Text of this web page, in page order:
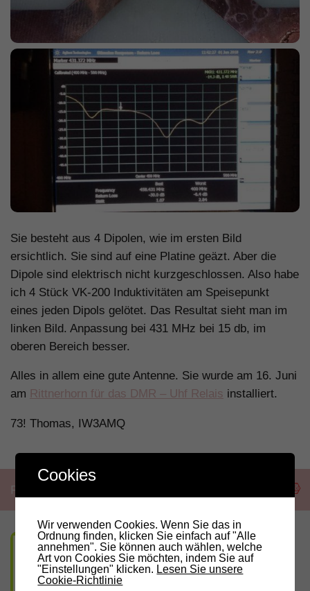
Sie besteht aus 4 Dipolen, wie im ersten Bild
ersichtlich. Sie sind auf eine Platine geäzt. Aber die
Dipole sind elektrisch nicht kurzgeschlossen. Also habe
ich 4 Stück VK-200 Induktivitäten am Speisepunkt
eines jeden Dipols gelötet. Das Resultat sieht man im
linken Bild. Anpassung bei 431 MHz bei 15 db, im
oberen Bereich besser.
Alles in allem eine gute Antenne. Sie wurde am 16. Juni
am Rittnerhorn für das DMR – Uhf Relais installiert.
73! Thomas, IW3AMQ
Cookies
Wir verwenden Cookies. Wenn Sie das in
Ordnung finden, klicken Sie einfach auf "Alle
annehmen". Sie können auch wählen, welche
Art von Cookies Sie möchten, indem Sie auf
"Einstellungen" klicken. Lesen Sie unsere
Cookie-Richtlinie